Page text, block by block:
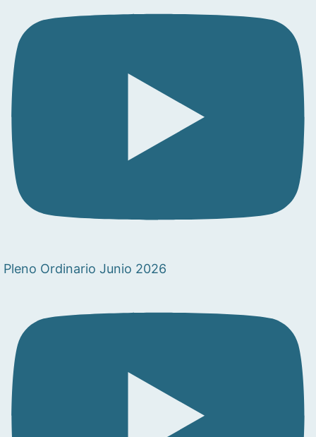
Pleno Ordinario Junio 2026